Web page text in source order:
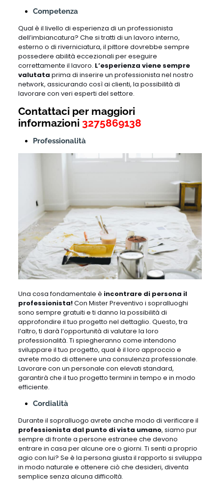
Competenza
Qual è il livello di esperienza di un professionista
dell’imbiancatura? Che si tratti di un lavoro interno,
esterno o di riverniciatura, il pittore dovrebbe sempre
possedere abilità eccezionali per eseguire
correttamente il lavoro. L’esperienza viene sempre
valutata prima di inserire un professionista nel nostro
network, assicurando così ai clienti, la possibilità di
lavorare con veri esperti del settore.
Contattaci per maggiori
informazioni 3275869138
Professionalità
Una cosa fondamentale è incontrare di persona il
professionista!Con Mister Preventivo i sopralluoghi
sono sempre gratuiti e ti danno la possibilità di
approfondire il tuo progetto nel dettaglio. Questo, tra
l’altro, ti darà l’opportunità di valutare la loro
professionalità. Ti spiegheranno come intendono
sviluppare il tuo progetto, qual è il loro approccio e
avrete modo di ottenere una consulenza professionale.
Lavorare con un personale con elevati standard,
garantirà che il tuo progetto termini in tempo e in modo
efficiente.
Cordialità
Durante il sopralluogo avrete anche modo di verificare il
professionista dal punto di vista umano, siamo pur
sempre di fronte a persone estranee che devono
entrare in casa per alcune ore o giorni. Ti senti a proprio
agio con lui? Se è la persona giusta il rapporto si sviluppa
in modo naturale e ottenere ciò che desideri, diventa
semplice senza alcuna difficoltà.